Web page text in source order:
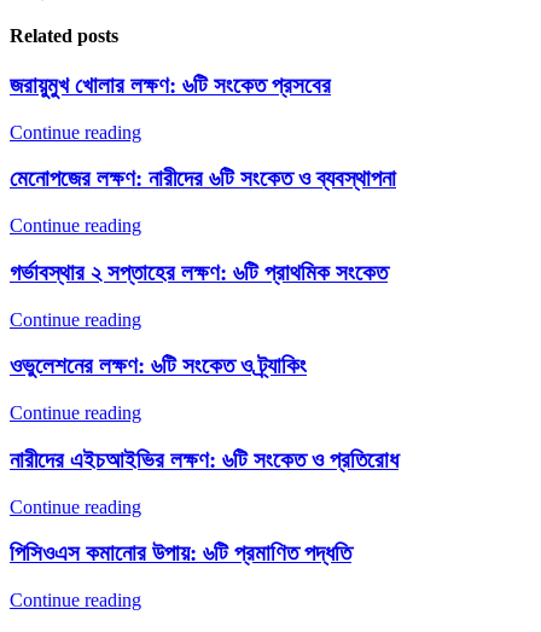
Related posts
জরায়ুমুখ খোলার লক্ষণ: ৬টি সংকেত প্রসবের
Continue reading
মেনোপজের লক্ষণ: নারীদের ৬টি সংকেত ও ব্যবস্থাপনা
Continue reading
গর্ভাবস্থার ২ সপ্তাহের লক্ষণ: ৬টি প্রাথমিক সংকেত
Continue reading
ওভুলেশনের লক্ষণ: ৬টি সংকেত ও ট্র্যাকিং
Continue reading
নারীদের এইচআইভির লক্ষণ: ৬টি সংকেত ও প্রতিরোধ
Continue reading
পিসিওএস কমানোর উপায়: ৬টি প্রমাণিত পদ্ধতি
Continue reading